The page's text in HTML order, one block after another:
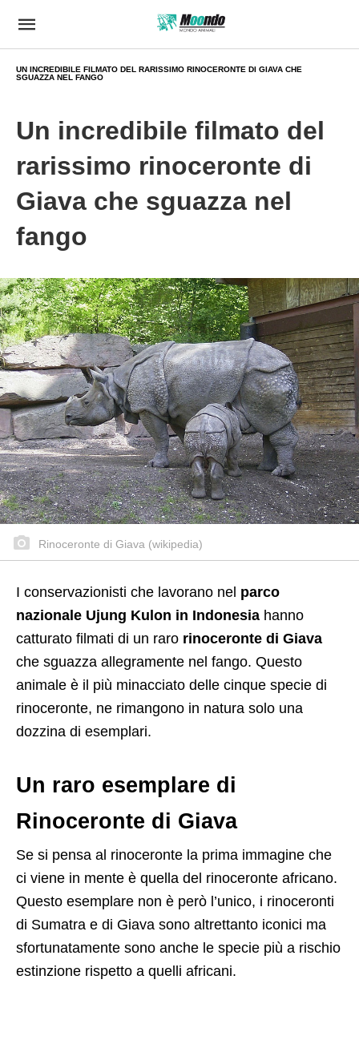
UN INCREDIBILE FILMATO DEL RARISSIMO RINOCERONTE DI GIAVA CHE
SGUAZZA NEL FANGO
Un incredibile filmato del
rarissimo rinoceronte di
Giava che sguazza nel
fango
Rinoceronte di Giava (wikipedia)
I conservazionisti che lavorano nel parco
nazionale Ujung Kulon in Indonesia hanno
catturato filmati di un raro rinoceronte di Giava
che sguazza allegramente nel fango. Questo
animale è il più minacciato delle cinque specie di
rinoceronte, ne rimangono in natura solo una
dozzina di esemplari.
Un raro esemplare di
Rinoceronte di Giava
Se si pensa al rinoceronte la prima immagine che
ci viene in mente è quella del rinoceronte africano.
Questo esemplare non è però l’unico, i rinoceronti
di Sumatra e di Giava sono altrettanto iconici ma
sfortunatamente sono anche le specie più a rischio
estinzione rispetto a quelli africani.